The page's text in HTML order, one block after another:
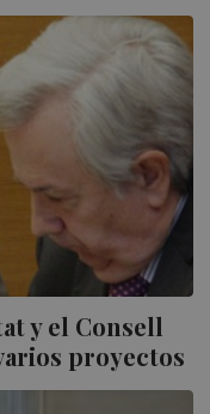
y el Consell
proyectos